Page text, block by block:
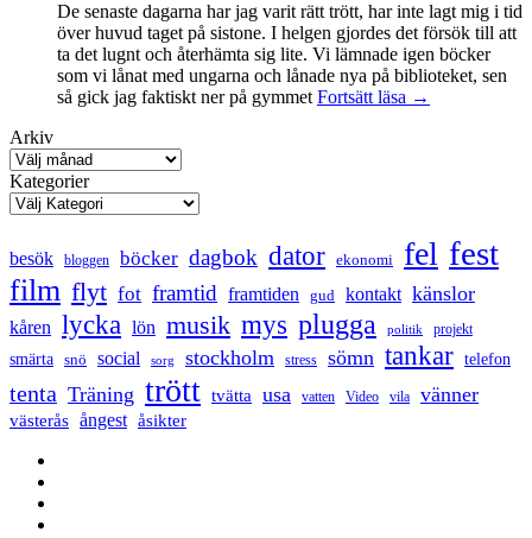
De senaste dagarna har jag varit rätt trött, har inte lagt mig i tid
över huvud taget på sistone. I helgen gjordes det försök till att
ta det lugnt och återhämta sig lite. Vi lämnade igen böcker
som vi lånat med ungarna och lånade nya på biblioteket, sen
så gick jag faktiskt ner på gymmet Fortsätt läsa Mental
→
Arkiv
Kategorier
besök bloggen böcker dagbok dator ekonomi fel fest
film flyt fot framtid framtiden gud kontakt känslor
kåren lycka lön musik mys plugga politik projekt
smärta snö social sorg stockholm stress sömn tankar telefon
tenta Träning trött tvätta usa vatten Video vila vänner
västerås ångest åsikter